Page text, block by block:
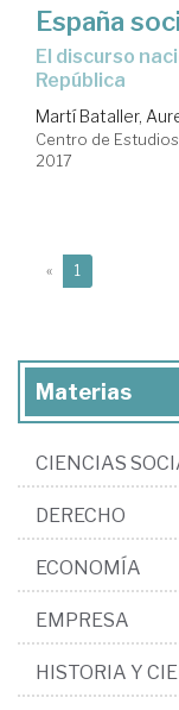
España
el discurso nacional del PSOE durante la Segunda
República
Martí Bataller,
Centro de
2017
« 1
Materias
CIENCIAS
DERECHO
ECONOMÍA
EMPRESA
HISTORIA Y